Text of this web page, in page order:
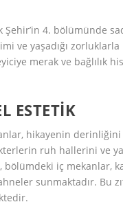
Şehir’in 4. bölümünde
ve yaşadığı
merak ve bağlılık
ESTETIK
hikayenin
ruh hallerini ve
iç mekanlar,
sunmaktadır. Bu